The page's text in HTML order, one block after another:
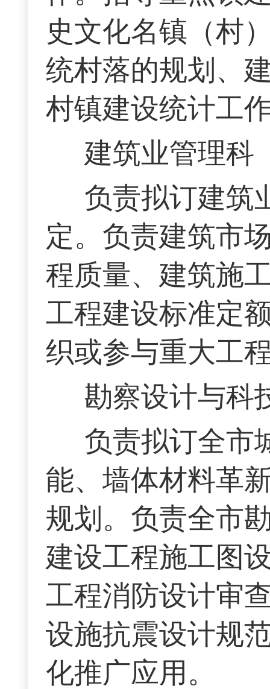
史文化名镇（村
统村落的规划、
村镇建设统计工
建筑业管理科
负责拟订建筑
定。负责建筑市
程质量、建筑施
工程建设标准定
织或参与重大工
勘察设计与科
负责拟订全市
能、墙体材料革
规划。负责全市
建设工程施工图
工程消防设计审
设施抗震设计规
化推广应用。